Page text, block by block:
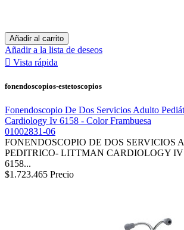
Añadir al carrito
Añadir a la lista de deseos
 Vista rápida
fonendoscopios-estetoscopios
Fonendoscopio De Dos Servicios Adulto
Cardiology Iv 6158 - Color Frambuesa
01002831-06
FONENDOSCOPIO DE DOS SERVICIOS
PEDITRICO- LITTMAN CARDIOLOGY
6158...
$1.723.465 Precio